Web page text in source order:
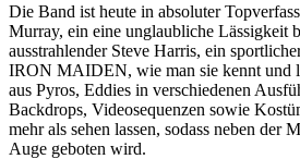
Die Band ist heute in absoluter
Murray, ein eine unglaubliche Lässigkeit
ausstrahlender Steve Harris, ein
IRON MAIDEN, wie man sie kennt und
aus Pyros, Eddies in verschiedenen
Backdrops, Videosequenzen sowie
mehr als sehen lassen, sodass neben der
Auge geboten wird.